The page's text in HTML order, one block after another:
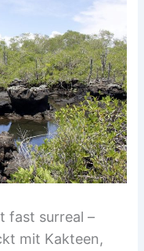
fast surreal –
mit Kakteen,